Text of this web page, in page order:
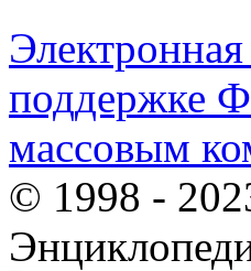
поддержке
массовым
© 1998 -